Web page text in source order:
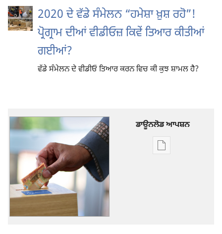
2020 ਦੇ ਵੱਡੇ ਸੰਮੇਲਨ “ਹਮੇਸ਼ਾ ਖ਼ੁਸ਼ ਰਹੋ”!
ਪ੍ਰੋਗ੍ਰਾਮ ਦੀਆਂ ਵੀਡੀਓਜ਼ ਕਿਵੇਂ ਤਿਆਰ ਕੀਤੀਆਂ
ਗਈਆਂ?
ਵੱਡੇ ਸੰਮੇਲਨ ਦੇ ਵੀਡੀਓ ਤਿਆਰ ਕਰਨ ਵਿਚ ਕੀ ਕੁਝ ਸ਼ਾਮਲ ਹੈ?
ਡਾਊਨਲੋਡ ਆਪਸ਼ਨ
ਡਿਜੀਟਲ